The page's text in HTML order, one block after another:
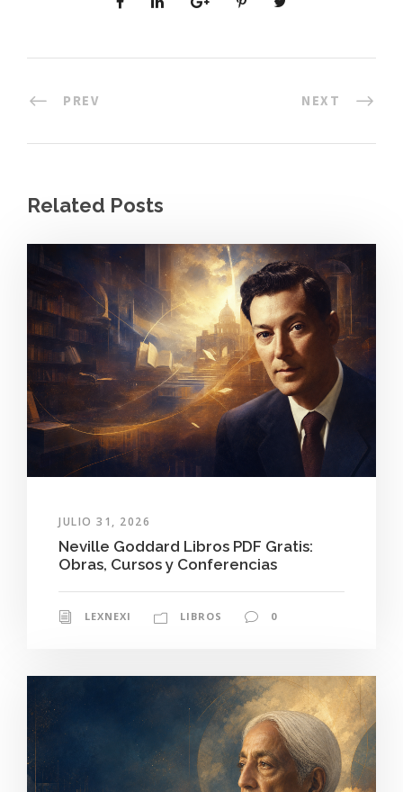
PREV NEXT
Related Posts
JULIO 31, 2026
Neville Goddard Libros PDF Gratis:
Obras, Cursos y Conferencias
LEXNEXI LIBROS 0